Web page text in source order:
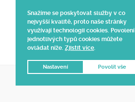
Snažíme se poskytovat služby v co
nejvyšší kvalitě, proto naše stránky
využívají technologii cookies. Povolení
jednotlivých typů cookies můžete
ovládat níže. Zjistit více.
Povolit vše
Nastavení